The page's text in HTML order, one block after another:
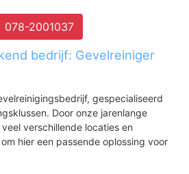
078-2001037
bedrijf: Gevelreiniger
gespecialiseerd
Door onze jarenlange
verschillende locaties en
hier een passende oplossing voor